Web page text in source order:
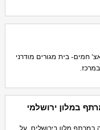
חמים- בית מגורים מודרני
במלון ירושלמי
במרתף מלון בירושלים. על